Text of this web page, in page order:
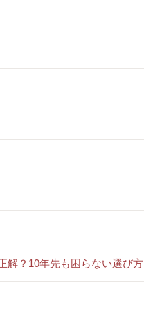
解？10年先も困らない選び方